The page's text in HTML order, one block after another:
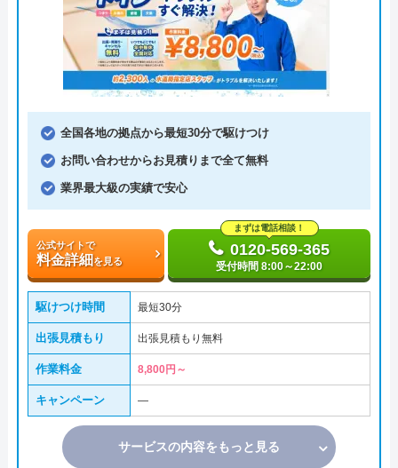
全国各地の拠点から最短30分で駆けつけ
お問い合わせからお見積りまで全て無料
業界最大級の実績で安心
公式サイトで
料金詳細を見る
まずは電話相談！
0120-569-365
受付時間 8:00～22:00
駆けつけ時間 最短30分
出張見積もり 出張見積もり無料
作業料金 8,800円～
キャンペーン ―
サービスの内容をもっと見る